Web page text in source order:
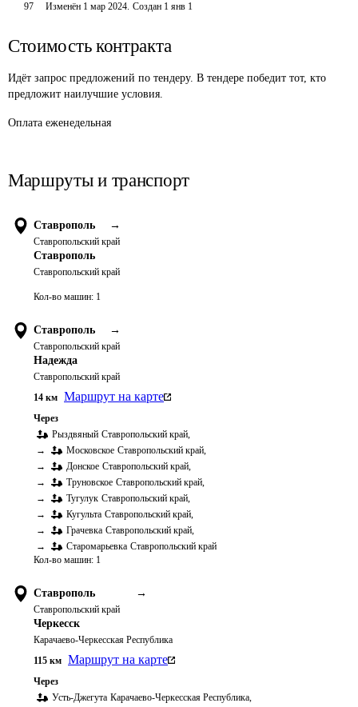
97 Изменён 1 мар 2024. Создан 1 янв 1
Стоимость контракта
Идёт запрос предложений по тендеру. В тендере победит тот, кто
предложит наилучшие условия.
Оплата еженедельная
Маршруты и транспорт
Ставрополь →
Ставропольский край
Ставрополь
Ставропольский край
Кол-во машин: 1
Ставрополь →
Ставропольский край
Надежда
Ставропольский край
14 км Маршрут на карте
Через
Рыздвяный Ставропольский край,
→
Московское Ставропольский край,
→
Донское Ставропольский край,
→
Труновское Ставропольский край,
→
Тугулук Ставропольский край,
→
Кугульта Ставропольский край,
→
Грачевка Ставропольский край,
→
Старомарьевка Ставропольский край
Кол-во машин: 1
Ставрополь →
Ставропольский край
Черкесск
Карачаево-Черкесская Республика
115 км Маршрут на карте
Через
Усть-Джегута Карачаево-Черкесская Республика,